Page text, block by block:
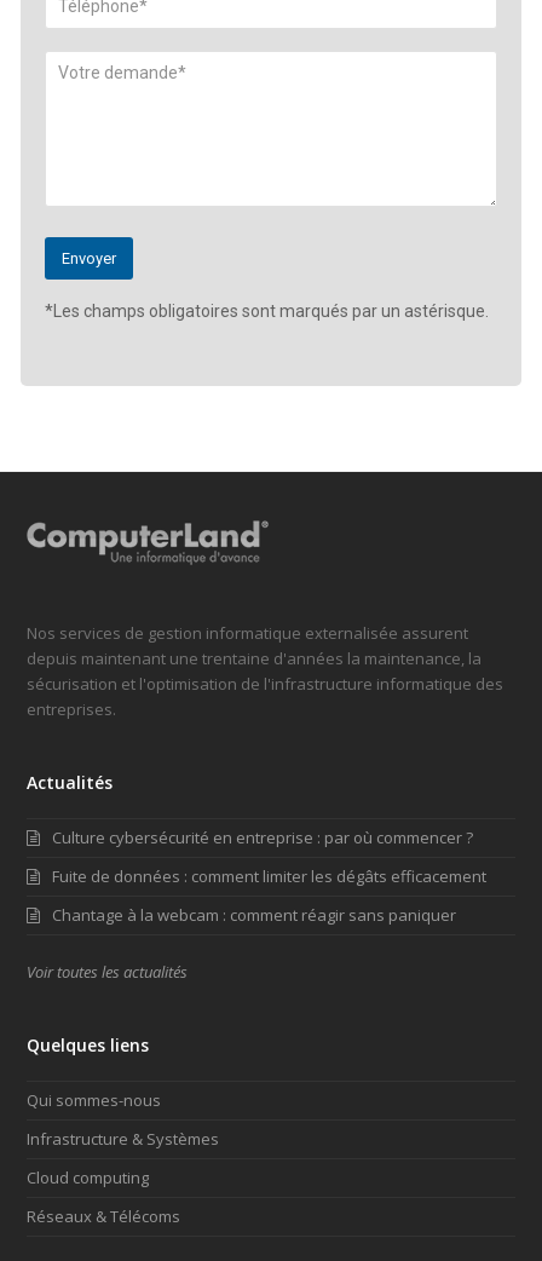
*Les champs obligatoires sont marqués par un astérisque.
Nos services de gestion informatique externalisée assurent
depuis maintenant une trentaine d'années la maintenance, la
sécurisation et l'optimisation de l'infrastructure informatique des
entreprises.
Actualités
Culture cybersécurité en entreprise : par où commencer ?
Fuite de données : comment limiter les dégâts efficacement
Chantage à la webcam : comment réagir sans paniquer
Voir toutes les actualités
Quelques liens
Qui sommes-nous
Infrastructure & Systèmes
Cloud computing
Réseaux & Télécoms